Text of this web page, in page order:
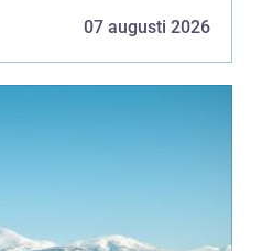
07 augusti 2026